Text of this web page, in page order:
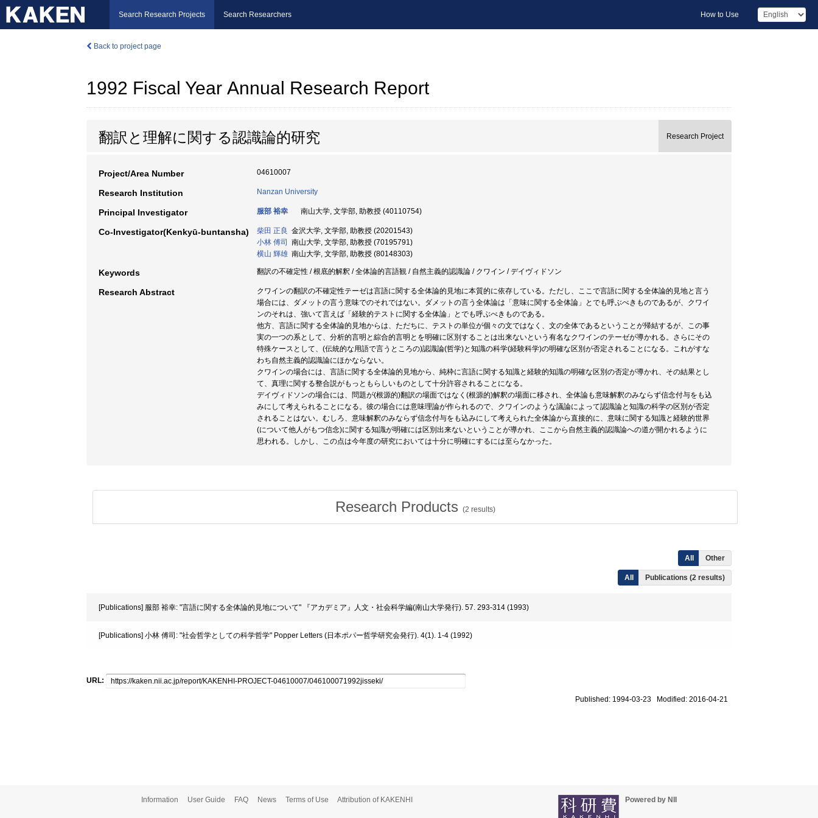
Search Research Projects Search Researchers How to Use
Back to project page
1992 Fiscal Year Annual Research Report
翻訳と理解に関する認識論的研究 Research Project
Project/Area Number 04610007
Research Institution Nanzan University
Principal Investigator 服部 裕幸 南山大学, 文学部, 助教授 (40110754)
Co-Investigator(Kenkyū-buntansha) 柴田 正良 金沢大学, 文学部, 助教授 (20201543)
小林 傅司
南山大学, 文学部, 助教授 (70195791)
横山 輝雄 南山大学, 文学部, 助教授 (80148303)
Keywords 翻訳の不確定性 / 根底的解釈 / 全体論的言語観 / 自然主義的認識論 / クワイン / デイヴィドソン
Research Abstract
クワインの翻訳の不確定性テーゼは言語に関する全体論的見地に本質的に依存している。ただし、ここで言語に関する全体論的見地と言う
場合には、ダメットの言う意味でのそれではない。ダメットの言う全体論は「意味に関する全体論」とでも呼ぶべきものであるが、クワイ
ンのそれは、強いて言えば「経験的テストに関する全体論」とでも呼ぶべきものである。
他方、言語に関する全体論的見地からは、ただちに、テストの単位が個々の文ではなく、文の全体であるということが帰結するが、この事
実の一つの系として、分析的言明と綜合的言明とを明確に区別することは出来ないという有名なクワインのテーゼが導かれる。さらにその
特殊ケースとして、(伝統的な用語で言うところの)認識論(哲学)と知識の科学(経験科学)の明確な区別が否定されることになる。これがすな
わち自然主義的認識論にほかならない。
クワインの場合には、言語に関する全体論的見地から、純枠に言語に関する知識と経験的知識の明確な区別の否定が導かれ、その結果とし
て、真理に関する整合説がもっともらしいものとして十分許容されることになる。
デイヴィドソンの場合には、問題が(根源的)翻訳の場面ではなく(根源的)解釈の場面に移され、全体論も意味解釈のみならず信念付与をも込
みにして考えられることになる。彼の場合には意味理論が作られるので、クワインのような議論によって認識論と知識の科学の区別が否定
されることはない。むしろ、意味解釈のみならず信念付与をも込みにして考えられた全体論から直接的に、意味に関する知識と経験的世界
(について他人がもつ信念)に関する知識が明確には区別出来ないということが導かれ、ここから自然主義的認識論への道が開かれるように
思われる。しかし、この点は今年度の研究においては十分に明確にするには至らなかった。
Research Products (2 results)
All Other
All Publications (2 results)
[Publications] 服部 裕幸: "言語に関する全体論的見地について" 『アカデミア』人文・社会科学編(南山大学発行). 57. 293-314 (1993)
[Publications] 小林 傅司: "社会哲学としての科学哲学" Popper Letters (日本ポパー哲学研究会発行). 4(1). 1-4 (1992)
URL:
Published: 1994-03-23 Modified: 2016-04-21
Information User Guide FAQ News Terms of Use Attribution of KAKENHI Powered by NII